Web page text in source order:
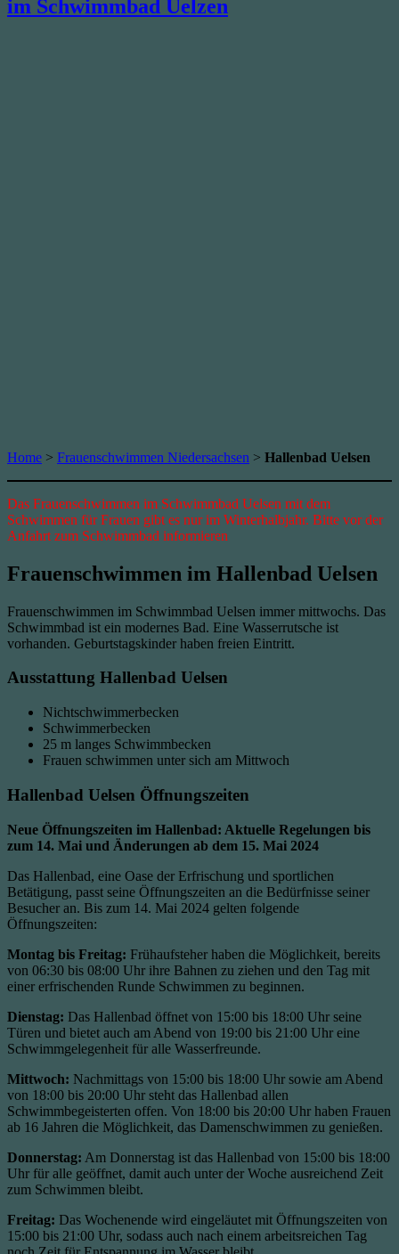
im Schwimmbad Uelzen
Home > Frauenschwimmen Niedersachsen > Hallenbad Uelsen
Das Frauenschwimmen im Schwimmbad Uelsen mit dem
Schwimmen für Frauen gibt es nur im Winterhalbjahr. Bitte vor der
Anfahrt zum Schwimmbad informieren
Frauenschwimmen im Hallenbad Uelsen
Frauenschwimmen im Schwimmbad Uelsen immer mittwochs. Das
Schwimmbad ist ein modernes Bad. Eine Wasserrutsche ist
vorhanden. Geburtstagskinder haben freien Eintritt.
Ausstattung Hallenbad Uelsen
Nichtschwimmerbecken
Schwimmerbecken
25 m langes Schwimmbecken
Frauen schwimmen unter sich am Mittwoch
Hallenbad Uelsen Öffnungszeiten
Neue Öffnungszeiten im Hallenbad: Aktuelle Regelungen bis
zum 14. Mai und Änderungen ab dem 15. Mai 2024
Das Hallenbad, eine Oase der Erfrischung und sportlichen
Betätigung, passt seine Öffnungszeiten an die Bedürfnisse seiner
Besucher an. Bis zum 14. Mai 2024 gelten folgende
Öffnungszeiten:
Montag bis Freitag: Frühaufsteher haben die Möglichkeit, bereits
von 06:30 bis 08:00 Uhr ihre Bahnen zu ziehen und den Tag mit
einer erfrischenden Runde Schwimmen zu beginnen.
Dienstag: Das Hallenbad öffnet von 15:00 bis 18:00 Uhr seine
Türen und bietet auch am Abend von 19:00 bis 21:00 Uhr eine
Schwimmgelegenheit für alle Wasserfreunde.
Mittwoch: Nachmittags von 15:00 bis 18:00 Uhr sowie am Abend
von 18:00 bis 20:00 Uhr steht das Hallenbad allen
Schwimmbegeisterten offen. Von 18:00 bis 20:00 Uhr haben Frauen
ab 16 Jahren die Möglichkeit, das Damenschwimmen zu genießen.
Donnerstag: Am Donnerstag ist das Hallenbad von 15:00 bis 18:00
Uhr für alle geöffnet, damit auch unter der Woche ausreichend Zeit
zum Schwimmen bleibt.
Freitag: Das Wochenende wird eingeläutet mit Öffnungszeiten von
15:00 bis 21:00 Uhr, sodass auch nach einem arbeitsreichen Tag